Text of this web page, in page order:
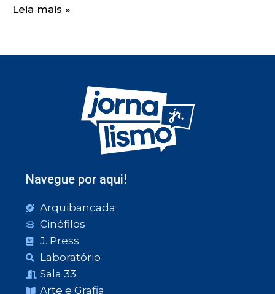
Leia mais »
Navegue por aqui!
Arquibancada
Cinéfilos
J. Press
Laboratório
Sala 33
Arte e Grafia